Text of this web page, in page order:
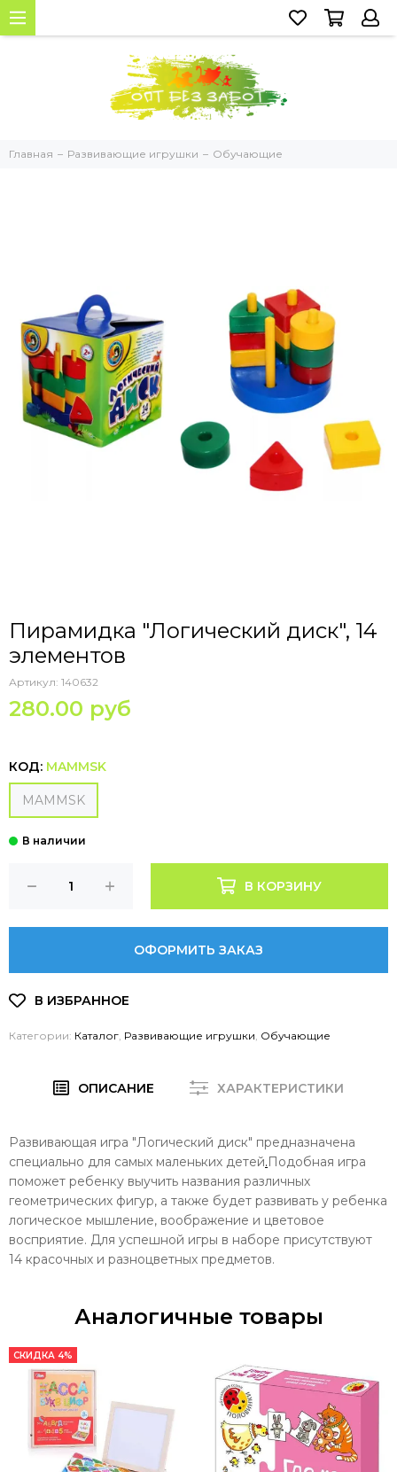
Главная Развивающие игрушки Обучающие
Пирамидка "Логический диск", 14
элементов
Артикул: 140632
280.00 руб
КОД: MAMMSK
MAMMSK
В КОРЗИНУ
ОФОРМИТЬ ЗАКАЗ
Категории: Каталог Развивающие игрушки Обучающие
ОПИСАНИЕ ХАРАКТЕРИСТИКИ
Развивающая игра "Логический диск" предназначена
специально для самых маленьких детей.Подобная игра
поможет ребенку выучить названия различных
геометрических фигур, а также будет развивать у ребенка
логическое мышление, воображение и цветовое
восприятие. Для успешной игры в наборе присутствуют
14 красочных и разноцветных предметов.
Аналогичные товары
СКИДКА 4%